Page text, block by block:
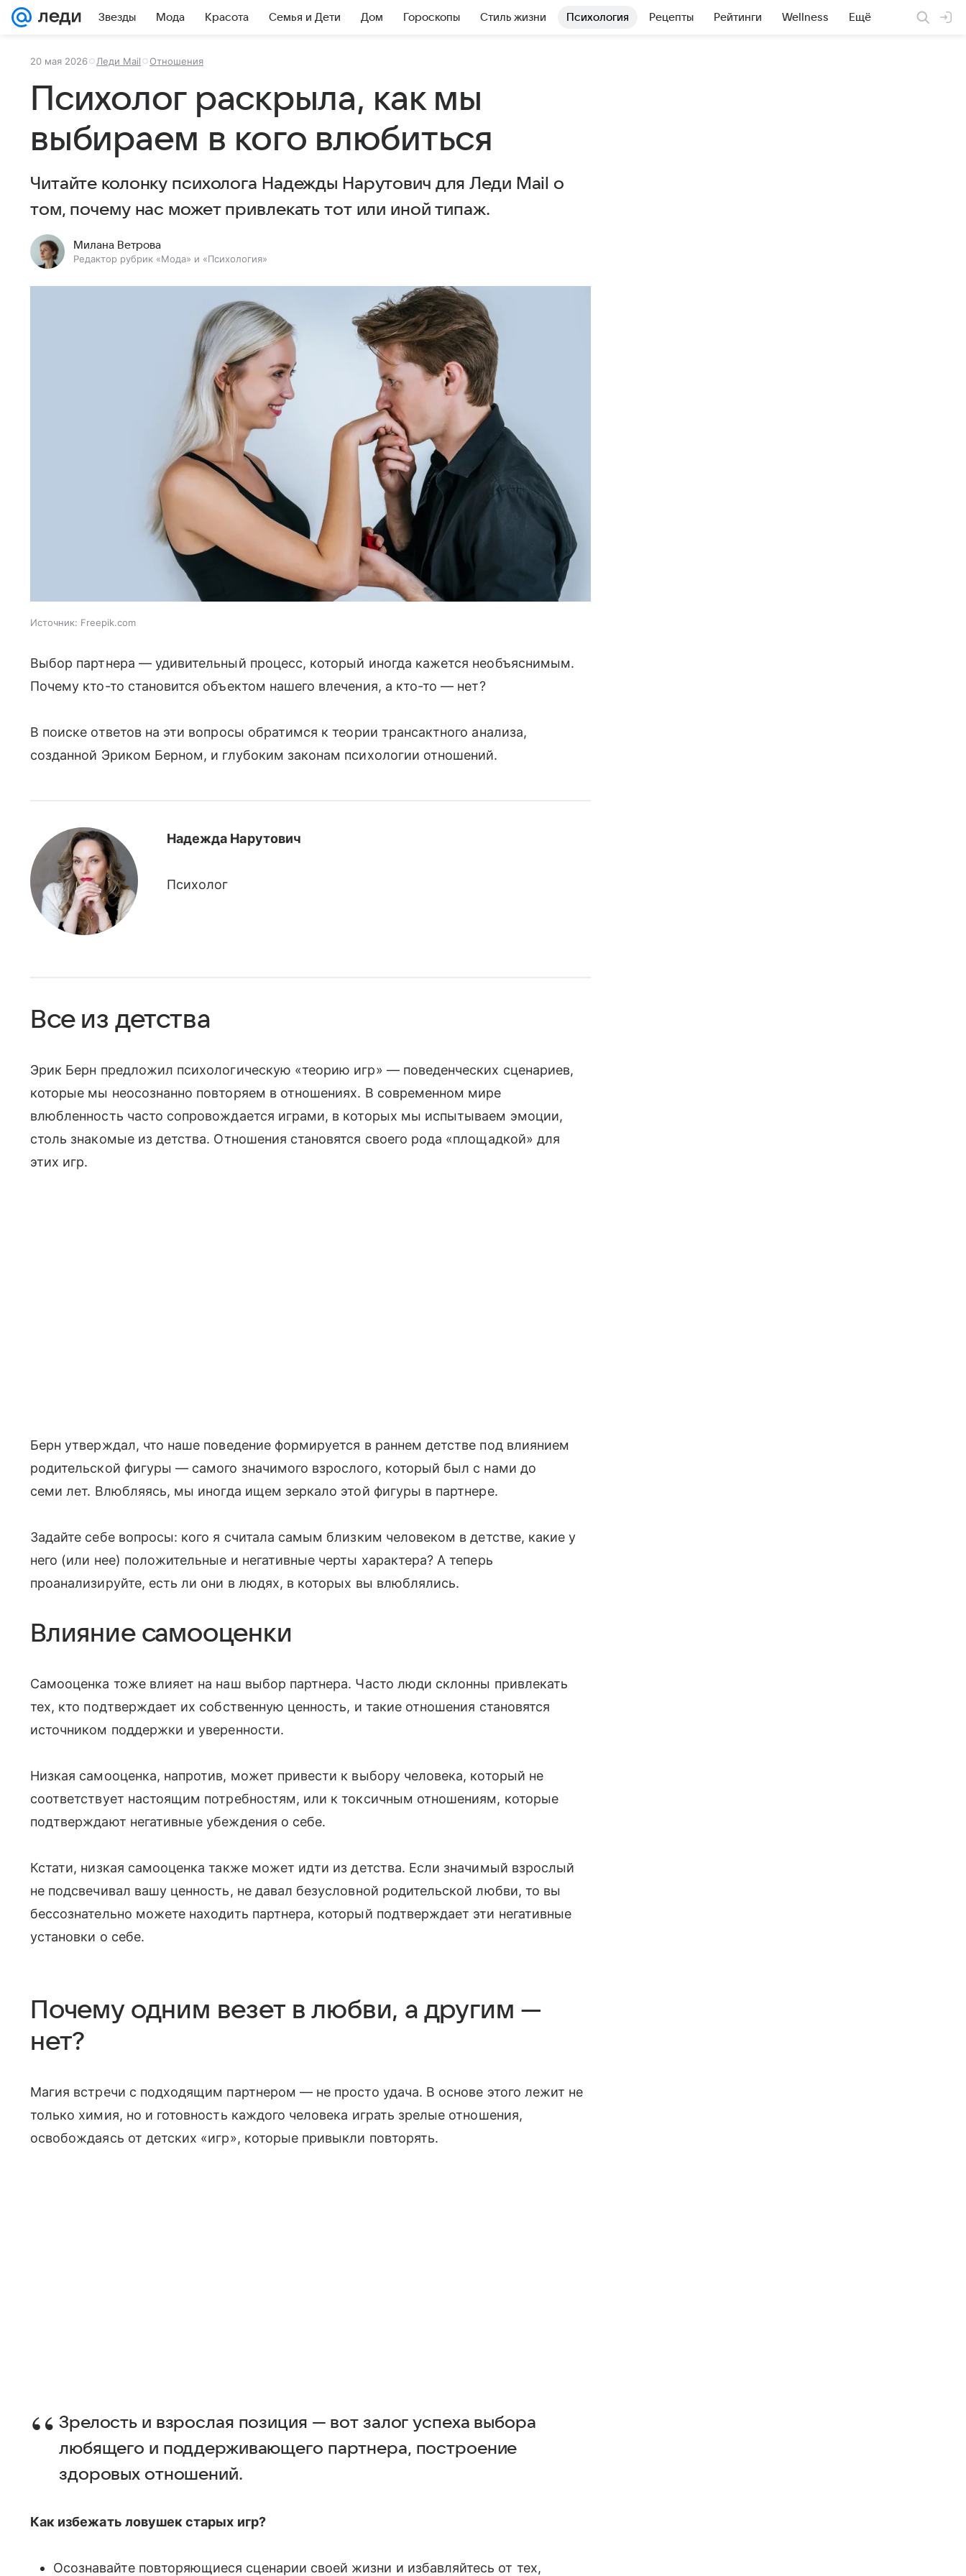
Звезды Мода Красота Семья и Дети Дом Гороскопы Стиль жизни Психология Рецепты Рейтинги Wellness Ещё
20 мая 2026 Леди Mail Отношения
Психолог раскрыла, как мы
выбираем в кого влюбиться
Читайте колонку психолога Надежды Нарутович для Леди Mail о
том, почему нас может привлекать тот или иной типаж.
Милана Ветрова
Редактор рубрик «Мода» и «Психология»
Источник: Freepik.com
Выбор партнера — удивительный процесс, который иногда кажется необъяснимым.
Почему кто-то становится объектом нашего влечения, а кто-то — нет?
В поиске ответов на эти вопросы обратимся к теории трансактного анализа,
созданной Эриком Берном, и глубоким законам психологии отношений.
Надежда Нарутович
Психолог
Все из детства
Эрик Берн предложил психологическую «теорию игр» — поведенческих сценариев,
которые мы неосознанно повторяем в отношениях. В современном мире
влюбленность часто сопровождается играми, в которых мы испытываем эмоции,
столь знакомые из детства. Отношения становятся своего рода «площадкой» для
этих игр.
Берн утверждал, что наше поведение формируется в раннем детстве под влиянием
родительской фигуры — самого значимого взрослого, который был с нами до
семи лет. Влюбляясь, мы иногда ищем зеркало этой фигуры в партнере.
Задайте себе вопросы: кого я считала самым близким человеком в детстве, какие у
него (или нее) положительные и негативные черты характера? А теперь
проанализируйте, есть ли они в людях, в которых вы влюблялись.
Влияние самооценки
Самооценка тоже влияет на наш выбор партнера. Часто люди склонны привлекать
тех, кто подтверждает их собственную ценность, и такие отношения становятся
источником поддержки и уверенности.
Низкая самооценка, напротив, может привести к выбору человека, который не
соответствует настоящим потребностям, или к токсичным отношениям, которые
подтверждают негативные убеждения о себе.
Кстати, низкая самооценка также может идти из детства. Если значимый взрослый
не подсвечивал вашу ценность, не давал безусловной родительской любви, то вы
бессознательно можете находить партнера, который подтверждает эти негативные
установки о себе.
Почему одним везет в любви, а другим —
нет?
Магия встречи с подходящим партнером — не просто удача. В основе этого лежит не
только химия, но и готовность каждого человека играть зрелые отношения,
освобождаясь от детских «игр», которые привыкли повторять.
Зрелость и взрослая позиция — вот залог успеха выбора
любящего и поддерживающего партнера, построение
здоровых отношений.
Как избежать ловушек старых игр?
Осознавайте повторяющиеся сценарии своей жизни и избавляйтесь от тех,